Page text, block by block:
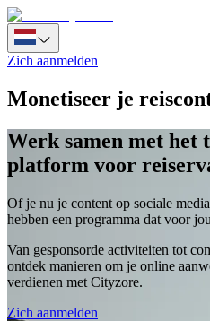
Zich aanmelden
Monetiseer je
Werk samen met het
platform voor
Of je nu je content op sociale
hebben een programma dat voor
Van gesponsorde activiteiten tot
ontdek manieren om je online
verdienen met Cityzore.
Zich aanmelden